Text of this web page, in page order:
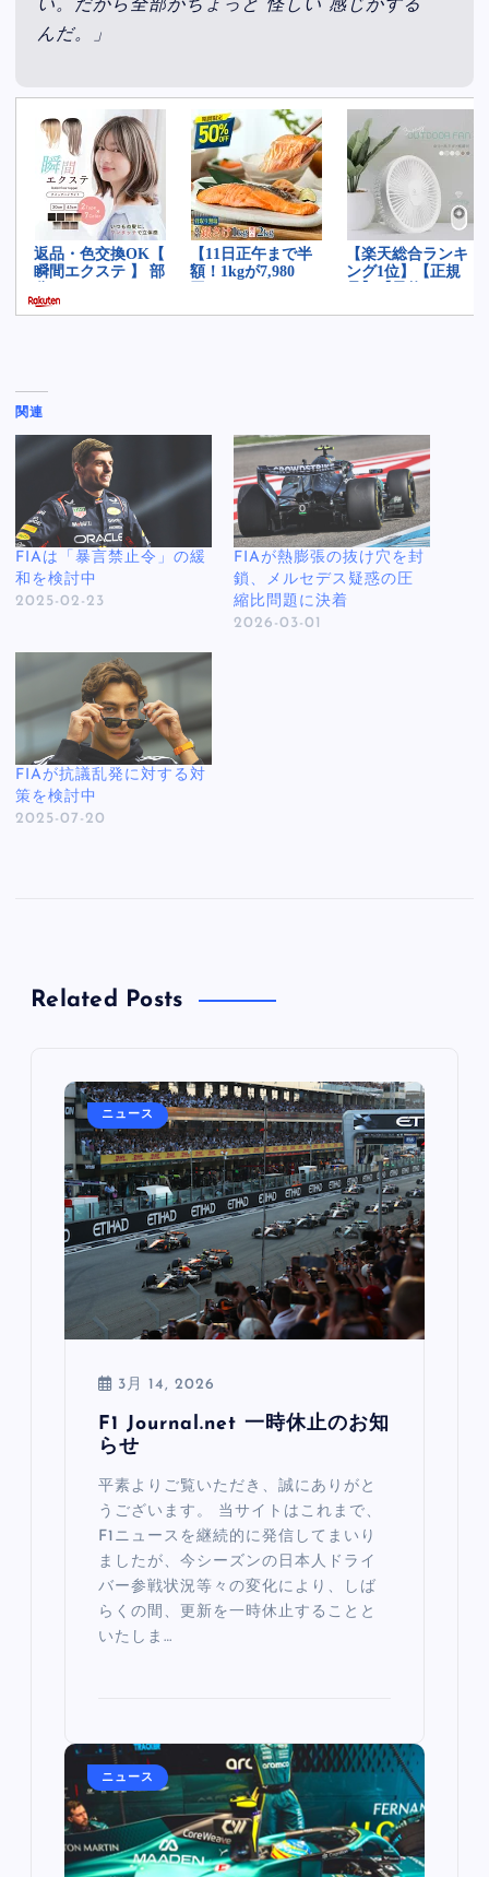
い。だから全部がちょっと“怪しい”感じがする
んだ。」
関連
FIAは「暴言禁止令」の緩
和を検討中
2025-02-23
FIAが熱膨張の抜け穴を封
鎖、メルセデス疑惑の圧
縮比問題に決着
2026-03-01
FIAが抗議乱発に対する対
策を検討中
2025-07-20
Related Posts
ニュース
3月 14, 2026
F1 Journal.net 一時休止のお知
らせ
平素よりご覧いただき、誠にありがと
うございます。 当サイトはこれまで、
F1ニュースを継続的に発信してまいり
ましたが、今シーズンの日本人ドライ
バー参戦状況等々の変化により、しば
らくの間、更新を一時休止することと
いたしま…
ニュース